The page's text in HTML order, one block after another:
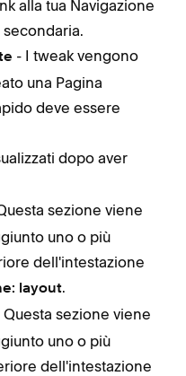
alla tua Navigazione
- I tweak vengono
una Pagina
deve essere
dopo aver
sezione viene
uno o più
dell'intestazione
layout.
Questa sezione viene
uno o più
dell'intestazione